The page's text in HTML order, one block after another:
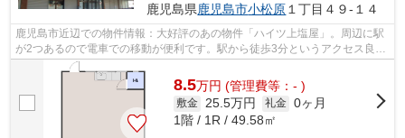
鹿児島県鹿児島市小松原 １丁目４９-１４
鹿児島市近辺での物件情報：大好評のあの物件「ハイツ上塩屋」。周辺に駅
が2つあるので電車での移動が便利です。駅から徒歩3分というアクセス良好
な駅近物件はいかがですか。
8.5万円 (管理費等：- )
敷金 25.5万円 礼金 0ヶ月
1階 / 1R / 49.58㎡